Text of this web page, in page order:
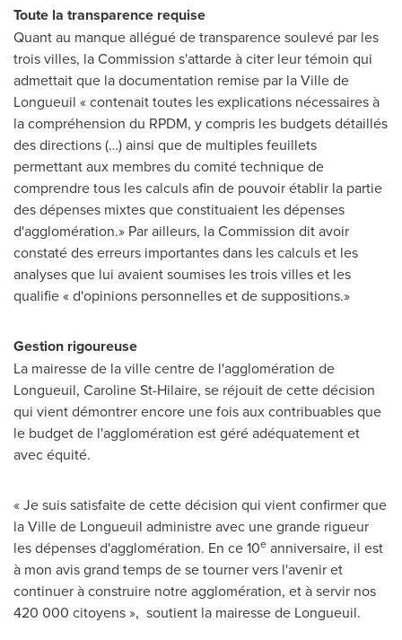
Toute la transparence requise
Quant au manque allégué de transparence soulevé par les
trois villes, la Commission s'attarde à citer leur témoin qui
admettait que la documentation remise par laVille de
Longueuil « contenait toutes les explications nécessaires à
la compréhension du RPDM, y compris les budgets détaillés
des directions (…) ainsi que de multiples feuillets
permettant aux membres du comité technique de
comprendre tous les calculs afin de pouvoir établir la partie
des dépenses mixtes que constituaient les dépenses
d'agglomération.» Par ailleurs, la Commission dit avoir
constaté des erreurs importantes dans les calculs et les
analyses que lui avaient soumises les trois villes et les
qualifie « d'opinions personnelles et de suppositions.»
Gestion rigoureuse
La mairesse de la ville centre de l'agglomération de
Longueuil, Caroline St-Hilaire, se réjouit de cette décision
qui vient démontrer encore une fois aux contribuables que
le budget de l'agglomération est géré adéquatement et
avec équité.
« Je suis satisfaite de cette décision qui vient confirmer que
laVille de Longueuil administre avec une grande rigueur
les dépenses d'agglomération. En ce 10e anniversaire, il est
à mon avis grand temps de se tourner vers l'avenir et
continuer à construire notre agglomération, et à servir nos
420 000 citoyens », soutient la mairesse de Longueuil.